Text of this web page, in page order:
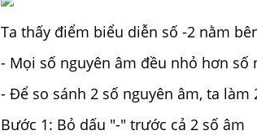
Ta thấy điểm biểu diễn số -2 nằm
- Mọi số nguyên âm đều nhỏ hơn số
- Để so sánh 2 số nguyên âm, ta làm
Bước 1: Bỏ dấu "-" trước cả 2 số âm